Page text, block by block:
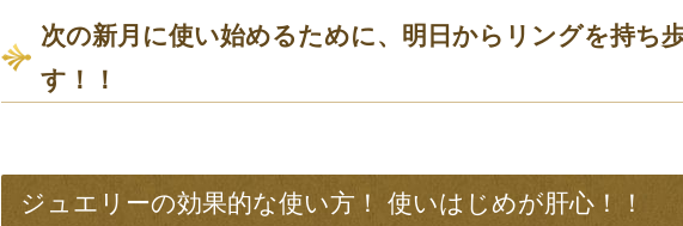
次の新月に使い始めるために、明日からリングを持ち
す！！
ジュエリーの効果的な使い方！ 使いはじめが肝心！！